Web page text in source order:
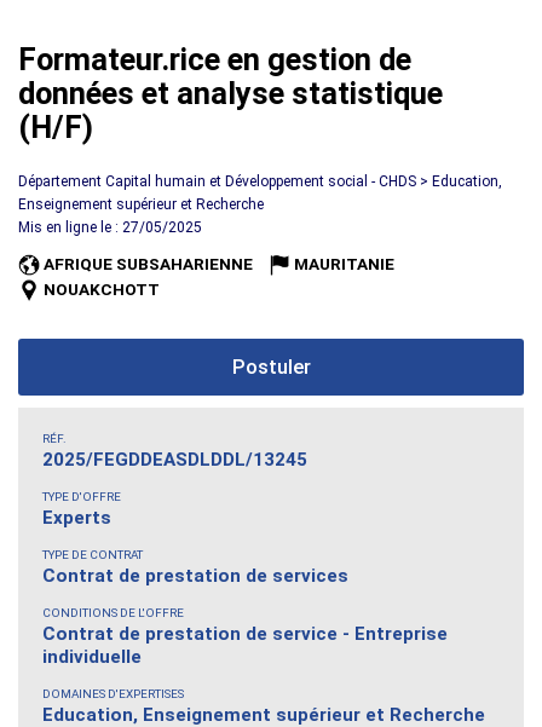
Formateur.rice en gestion de
données et analyse statistique
(H/F)
Département Capital humain et Développement social - CHDS > Education,
Enseignement supérieur et Recherche
Mis en ligne le : 27/05/2025
AFRIQUE SUBSAHARIENNE
MAURITANIE
NOUAKCHOTT
Postuler
RÉF.
2025/FEGDDEASDLDDL/13245
TYPE D'OFFRE
Experts
TYPE DE CONTRAT
Contrat de prestation de services
CONDITIONS DE L'OFFRE
Contrat de prestation de service - Entreprise
individuelle
DOMAINES D'EXPERTISES
Education, Enseignement supérieur et Recherche